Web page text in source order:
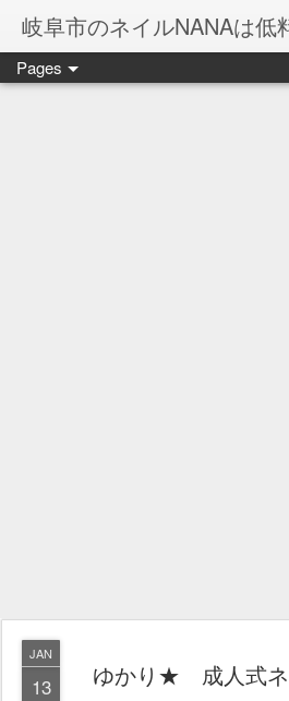
ネイル岐阜市NANAです♪♪
Pages
JAN
13 ゆかり★ 成人式